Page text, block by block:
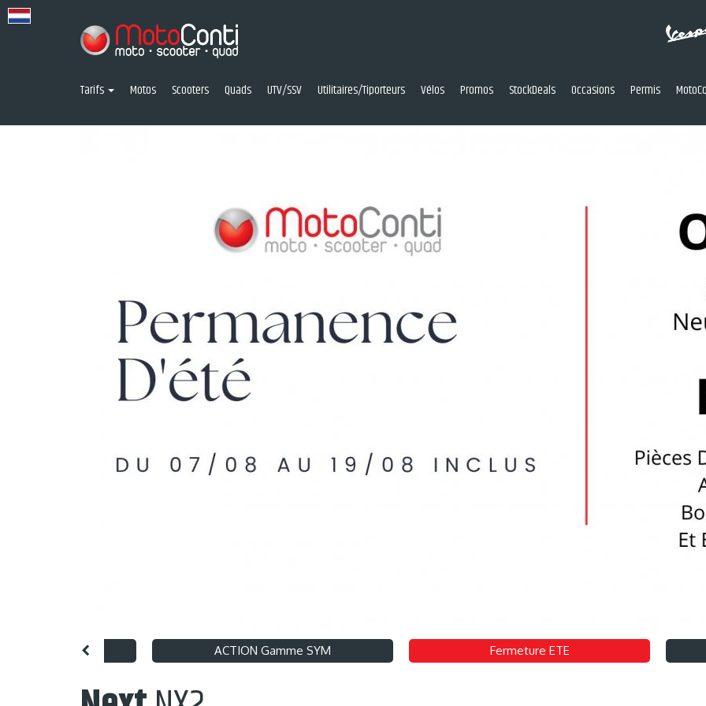
Tarifs Motos Scooters Quads UTV/SSV Utilitaires/Tiporteurs Vélos Promos StockDeals Occasions Permis
125 X Art Hugo ACTION Gamme SYM Fermeture ETE